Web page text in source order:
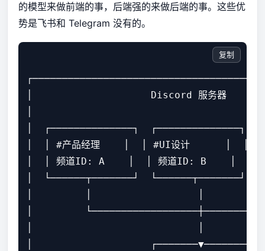
的模型来做前端的事，后端强的来做后端的事。这些优
势是飞书和 Telegram 没有的。
│                    Discord 服务器
│  ┌──────────────┐  ┌──────────────┐
│  │ #产品经理    │  │ #UI设计      │  │
│  │ 频道ID: A    │  │ 频道ID: B    │
│  └──────┬───────┘  └──────┬───────┘
│
│
复制